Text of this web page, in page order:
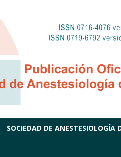
SOCIEDAD DE ANESTESIOLOGÍA